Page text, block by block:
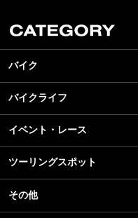
バイク
New Model Show
モデル情報
カスタマイズパーツ
テクノロジー
名車・旧車
ビジネス
バイクライフ
アプリ
ライディングギア
ツーリング
アウトドア
イベント・レース
モータースポーツ
イベント
スクール・レッスン
ツーリングスポット
その他